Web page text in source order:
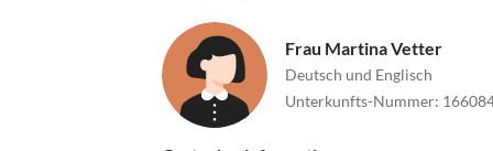
Frau Martina Vetter
Deutsch und Englisch
Unterkunfts-Nummer: